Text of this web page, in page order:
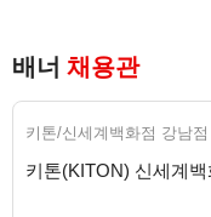
배너 채용관
키톤/신세계백화점 강남점
키톤(KITON) 신세계